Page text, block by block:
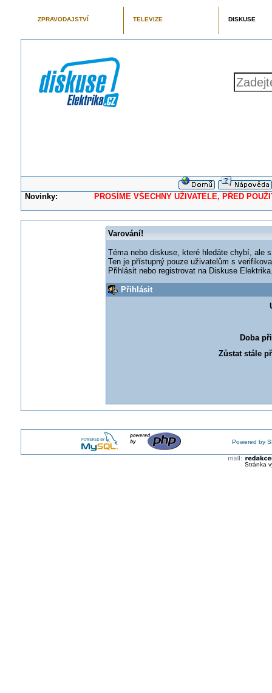
ZPRAVODAJSTVÍ TELEVIZE DISKUSE
Novinky: PROSÍME VŠECHNY UŽIVATELE, PŘED
Varování!
Téma nebo diskuse, které hledáte chybí, ale
Ten je přístupný pouze uživatelům s
Přihlásit nebo registrovat na Diskuse
Přihlásit
Doba
Zůstat stále
Powered by
Stránka